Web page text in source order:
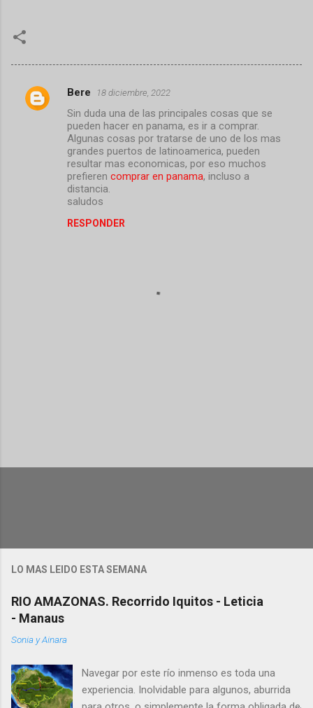
C
Bere 18 diciembre, 2022
Sin duda una de las principales cosas que se
pueden hacer en panama, es ir a comprar.
Algunas cosas por tratarse de uno de los mas
grandes puertos de latinoamerica, pueden
resultar mas economicas, por eso muchos
prefieren comprar en panama, incluso a
distancia.
saludos
RESPONDER
r
u
n
o
m
e
n
a
r
i
o
LO MAS LEIDO ESTA SEMANA
RIO AMAZONAS. Recorrido Iquitos - Leticia
- Manaus
Sonia y Ainara
Navegar por este río inmenso es toda una
experiencia. Inolvidable para algunos, aburrida